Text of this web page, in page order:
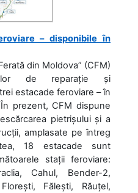
– disponibile în
din Moldova” (CFM)
de reparație și
estacade feroviare – în
prezent, CFM dispune
pietrișului și a
amplasate pe întreg
18 estacade sunt
stații feroviare:
Cahul, Bender-2,
Fălești, Răuțel,